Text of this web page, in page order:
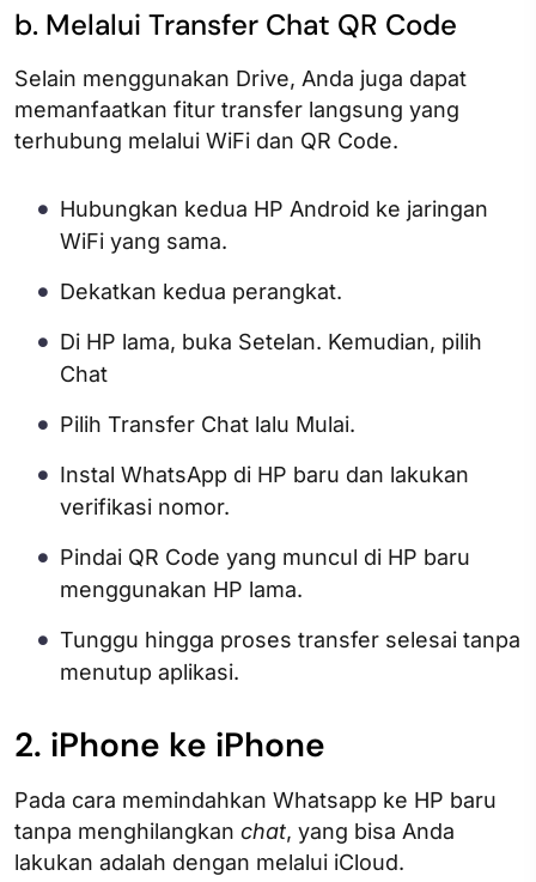
b. Melalui Transfer Chat QR Code
Selain menggunakan Drive, Anda juga dapat
memanfaatkan fitur transfer langsung yang
terhubung melalui WiFi dan QR Code.
Hubungkan kedua HP Android ke jaringan
WiFi yang sama.
Dekatkan kedua perangkat.
Di HP lama, buka Setelan. Kemudian, pilih
Chat
Pilih Transfer Chat lalu Mulai.
Instal WhatsApp di HP baru dan lakukan
verifikasi nomor.
Pindai QR Code yang muncul di HP baru
menggunakan HP lama.
Tunggu hingga proses transfer selesai tanpa
menutup aplikasi.
2. iPhone ke iPhone
Pada cara memindahkan Whatsapp ke HP baru
tanpa menghilangkan chat, yang bisa Anda
lakukan adalah dengan melalui iCloud.